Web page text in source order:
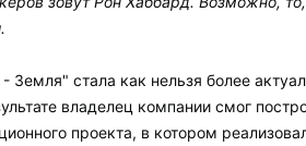
стала как нельзя более
владелец компании смог
проекта, в котором